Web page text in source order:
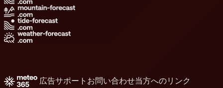
広告サポート お問い合わせ当方へのリンク